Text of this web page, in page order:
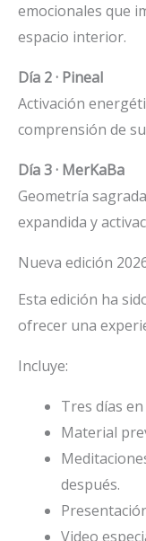
emocionales que
espacio interior.
Día 2 · Pineal
Activación
comprensión de
Día 3 · MerKaBa
Geometría
expandida y
Nueva edición
Esta edición ha
ofrecer una
Incluye:
Tres días
Material
después.
Video